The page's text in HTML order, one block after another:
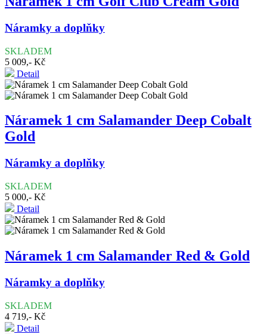
Náramky a doplňky
SKLADEM
5 009,- Kč
Detail
Náramek 1 cm Salamander Deep Cobalt
Gold
Náramky a doplňky
SKLADEM
5 000,- Kč
Detail
Náramek 1 cm Salamander Red & Gold
Náramky a doplňky
SKLADEM
4 719,- Kč
Detail